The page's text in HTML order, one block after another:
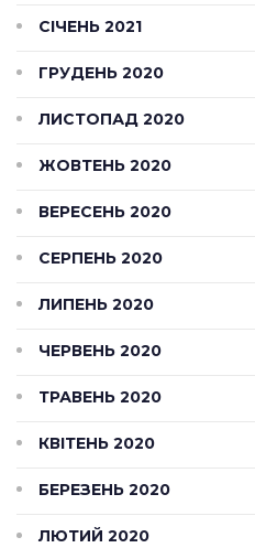
СІЧЕНЬ 2021
ГРУДЕНЬ 2020
ЛИСТОПАД 2020
ЖОВТЕНЬ 2020
ВЕРЕСЕНЬ 2020
СЕРПЕНЬ 2020
ЛИПЕНЬ 2020
ЧЕРВЕНЬ 2020
ТРАВЕНЬ 2020
КВІТЕНЬ 2020
БЕРЕЗЕНЬ 2020
ЛЮТИЙ 2020